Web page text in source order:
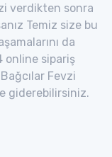
verdikten sonra
Temiz size bu
da
online sipariş
Fevzi
giderebilirsiniz.